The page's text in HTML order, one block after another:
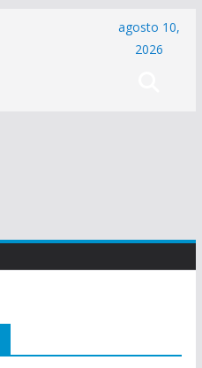
agosto 10,
2026